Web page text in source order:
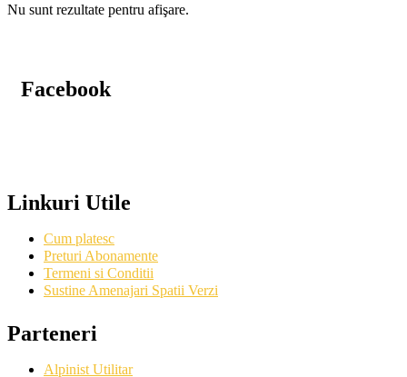
Nu sunt rezultate pentru afişare.
Facebook
Linkuri Utile
Cum platesc
Preturi Abonamente
Termeni si Conditii
Sustine Amenajari Spatii Verzi
Parteneri
Alpinist Utilitar